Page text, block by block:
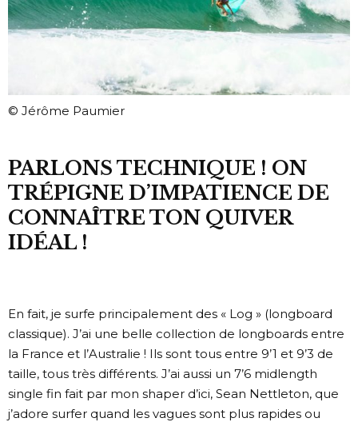
© Jérôme Paumier
PARLONS TECHNIQUE ! ON
TRÉPIGNE D’IMPATIENCE DE
CONNAÎTRE TON QUIVER
IDÉAL !
En fait, je surfe principalement des « Log » (longboard
classique). J’ai une belle collection de longboards entre
la France et l’Australie ! Ils sont tous entre 9’1 et 9’3 de
taille, tous très différents. J’ai aussi un 7’6 midlength
single fin fait par mon shaper d’ici, Sean Nettleton, que
j’adore surfer quand les vagues sont plus rapides ou